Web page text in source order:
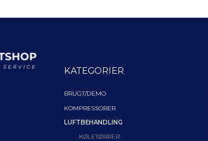
KATEGORIER
BRUGT/DEMO
KOMPRESSORER
LUFTBEHANDLING
KØLETØRRER